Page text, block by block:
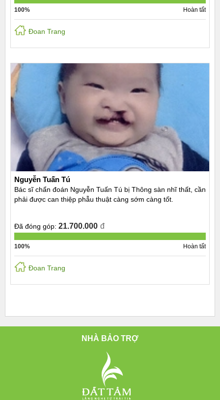
100% Hoàn tất
Đoan Trang
Nguyễn Tuấn Tú
Bác sĩ chẩn đoán Nguyễn Tuấn Tú bị Thông sàn nhĩ thất, cần
phải được can thiệp phẫu thuật càng sớm càng tốt.
Đã đóng góp: 21.700.000 đ
100% Hoàn tất
Đoan Trang
NHÀ BẢO TRỢ